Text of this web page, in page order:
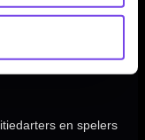
en spelers